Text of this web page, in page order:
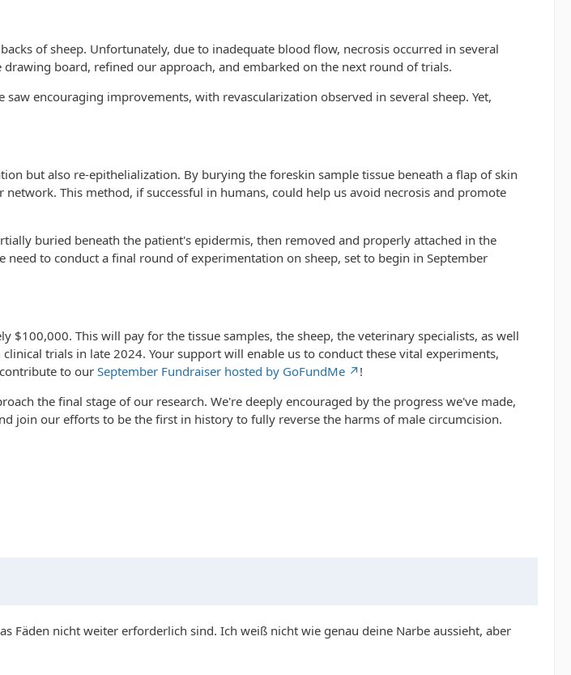
of sheep. Unfortunately, due to inadequate blood flow, necrosis occurred in several
board, refined our approach, and embarked on the next round of trials.
encouraging improvements, with revascularization observed in several sheep. Yet,
but also re-epithelialization. By burying the foreskin sample tissue beneath a flap of skin
This method, if successful in humans, could help us avoid necrosis and promote
buried beneath the patient's epidermis, then removed and properly attached in the
to conduct a final round of experimentation on sheep, set to begin in September
This will pay for the tissue samples, the sheep, the veterinary specialists, as well
trials in late 2024. Your support will enable us to conduct these vital experiments,
to our September Fundraiser hosted by GoFundMe
!
the final stage of our research. We're deeply encouraged by the progress we've made,
join our efforts to be the first in history to fully reverse the harms of male circumcision.
Fäden nicht weiter erforderlich sind. Ich weiß nicht wie genau deine Narbe aussieht, aber